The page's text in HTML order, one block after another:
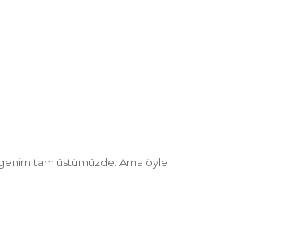
tam üstümüzde. Ama öyle